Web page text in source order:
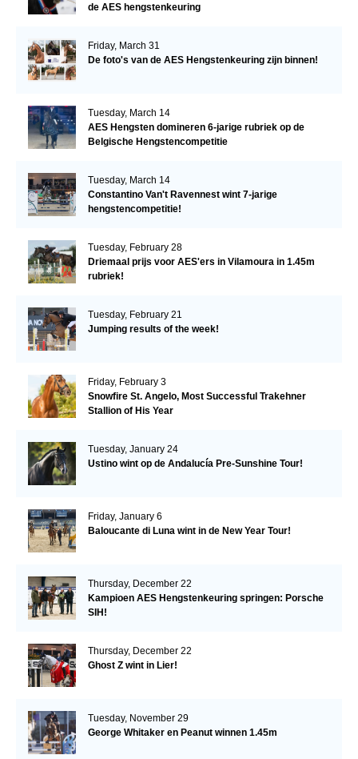
de AES hengstenkeuring
Friday, March 31
De foto's van de AES Hengstenkeuring zijn binnen!
Tuesday, March 14
AES Hengsten domineren 6-jarige rubriek op de
Belgische Hengstencompetitie
Tuesday, March 14
Constantino Van't Ravennest wint 7-jarige
hengstencompetitie!
Tuesday, February 28
Driemaal prijs voor AES'ers in Vilamoura in 1.45m
rubriek!
Tuesday, February 21
Jumping results of the week!
Friday, February 3
Snowfire St. Angelo, Most Successful Trakehner
Stallion of His Year
Tuesday, January 24
Ustino wint op de Andalucía Pre-Sunshine Tour!
Friday, January 6
Baloucante di Luna wint in de New Year Tour!
Thursday, December 22
Kampioen AES Hengstenkeuring springen: Porsche
SIH!
Thursday, December 22
Ghost Z wint in Lier!
Tuesday, November 29
George Whitaker en Peanut winnen 1.45m